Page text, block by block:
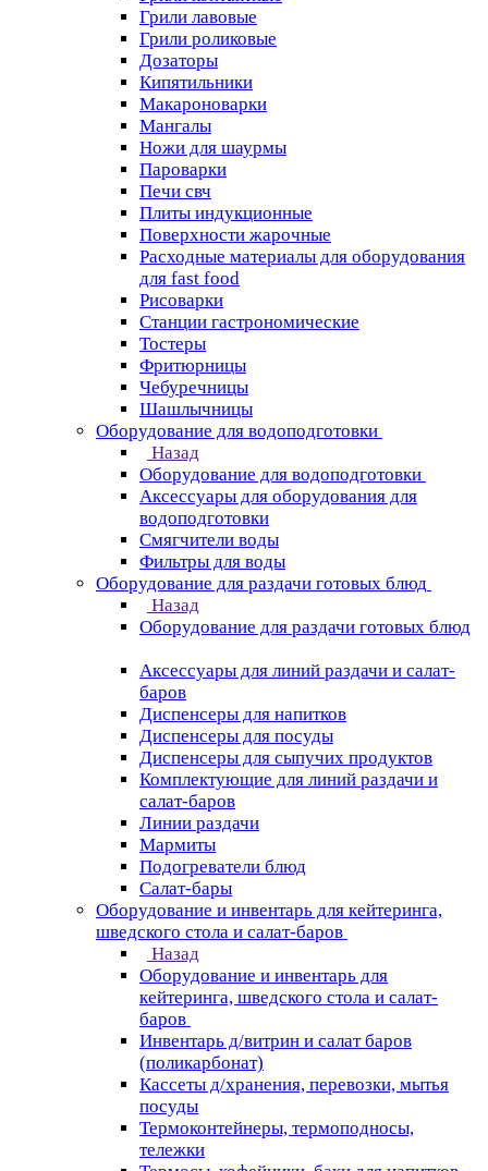
Грили лавовые
Грили роликовые
Дозаторы
Кипятильники
Макароноварки
Мангалы
Ножи для шаурмы
Пароварки
Печи свч
Плиты индукционные
Поверхности жарочные
Расходные материалы для оборудования
для fast food
Рисоварки
Станции гастрономические
Тостеры
Фритюрницы
Чебуречницы
Шашлычницы
Оборудование для водоподготовки
Назад
Оборудование для водоподготовки
Аксессуары для оборудования для
водоподготовки
Смягчители воды
Фильтры для воды
Оборудование для раздачи готовых блюд
Назад
Оборудование для раздачи готовых блюд
Аксессуары для линий раздачи и салат-
баров
Диспенсеры для напитков
Диспенсеры для посуды
Диспенсеры для сыпучих продуктов
Комплектующие для линий раздачи и
салат-баров
Линии раздачи
Мармиты
Подогреватели блюд
Салат-бары
Оборудование и инвентарь для кейтеринга,
шведского стола и салат-баров
Назад
Оборудование и инвентарь для
кейтеринга, шведского стола и салат-
баров
Инвентарь д/витрин и салат баров
(поликарбонат)
Кассеты д/хранения, перевозки, мытья
посуды
Термоконтейнеры, термоподносы,
тележки